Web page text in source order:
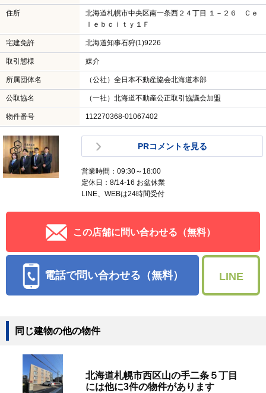
住所
北海道札幌市中央区南一条西２４丁目 １－２６ Ｃｅ
ｌｅｂｃｉｔｙ１Ｆ
宅建免許 北海道知事石狩(1)9226
取引態様 媒介
所属団体名 （公社）全日本不動産協会北海道本部
公取協名 （一社）北海道不動産公正取引協議会加盟
物件番号 112270368-01067402
PRコメントを見る
営業時間：09:30～18:00
定休日：8/14-16 お盆休業
LINE、WEBは24時間受付
この店舗に問い合わせる（無料）
電話で問い合わせる（無料） LINE
同じ建物の他の物件
北海道札幌市西区山の手二条５丁目
には他に3件の物件があります